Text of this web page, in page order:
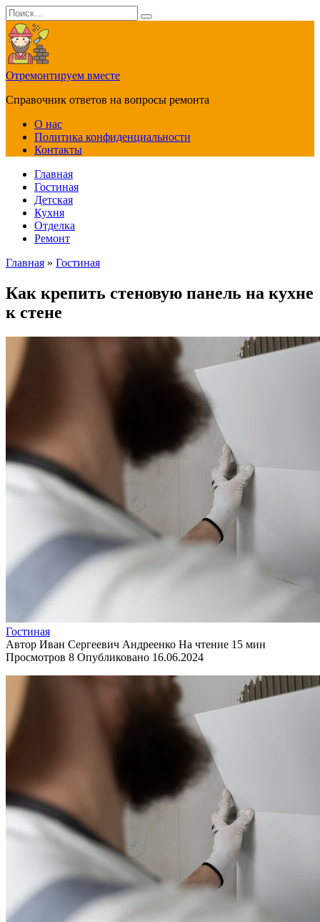
Перейти
к
содержанию
Search
for:
Отремонтируем вместе
Справочник ответов на вопросы ремонта
О нас
Политика конфиденциальности
Контакты
Главная
Гостиная
Детская
Кухня
Отделка
Ремонт
Главная » Гостиная
Как крепить стеновую панель на кухне
к стене
Гостиная
Автор Иван Сергеевич Андреенко На чтение 15 мин
Просмотров 8 Опубликовано 16.06.2024